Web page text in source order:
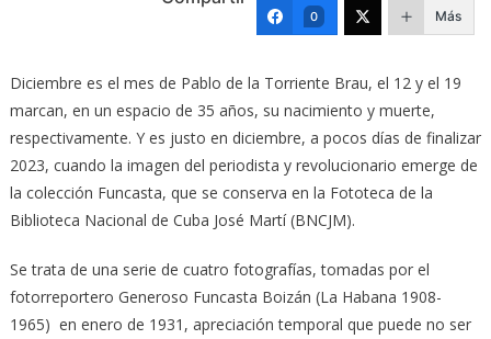
0 Más
Diciembre es el mes de Pablo de la Torriente Brau, el 12 y el 19
marcan, en un espacio de 35 años, su nacimiento y muerte,
respectivamente. Y es justo en diciembre, a pocos días de finalizar
2023, cuando la imagen del periodista y revolucionario emerge de
la colección Funcasta, que se conserva en la Fototeca de la
Biblioteca Nacional de Cuba José Martí (BNCJM).
Se trata de una serie de cuatro fotografías, tomadas por el
fotorreportero Generoso Funcasta Boizán (La Habana 1908-
1965) en enero de 1931, apreciación temporal que puede no ser